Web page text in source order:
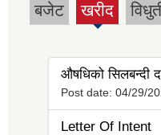
बजेट खरीद
(active
औषधिको सिलबन्दी
Post date: 04/29/
Letter Of Intent